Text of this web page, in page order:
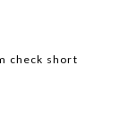
check short